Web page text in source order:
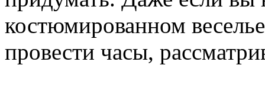
костюмированном
провести часы,